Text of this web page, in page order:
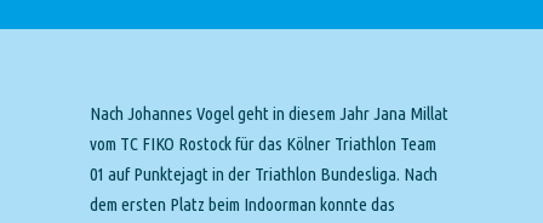
Nach Johannes Vogel geht in diesem Jahr Jana Millat
vom TC FIKO Rostock für das Kölner Triathlon Team
01 auf Punktejagt in der Triathlon Bundesliga. Nach
dem ersten Platz beim Indoorman konnte das